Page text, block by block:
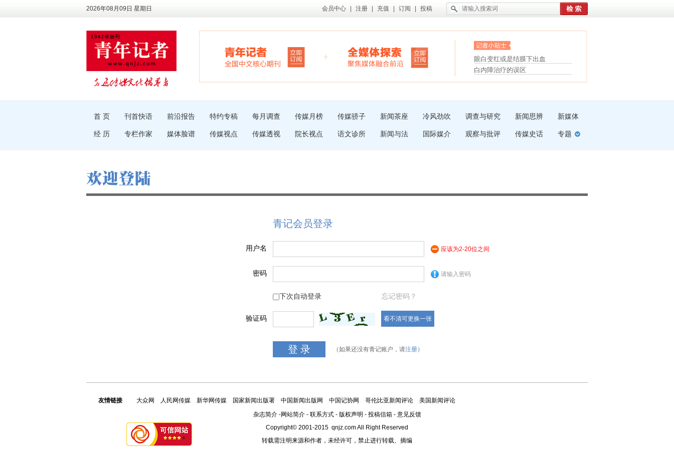
2026年08月09日 星期日 会员中心 注册 充值 订阅 投稿
眼白变红或是结膜下出血
“枝桠”“树桠”宜写成“枝...
夏天缓解疲劳有三招
护腰，摆脱六大坏习惯
受伤了冰敷还是热敷
白内障治疗的误区
首 页 刊首快语 前沿报告 特约专稿 每月调查 传媒月榜 传媒骄子 新闻茶座 冷风劲吹 调查与研究 新闻思辨 新媒体
经 历 专栏作家 媒体脸谱 传媒视点 传媒透视 院长视点 语文诊所 新闻与法 国际媒介 观察与批评 传媒史话 专题
青记会员登录
用户名 应该为2-20位之间
密码 请输入密码
下次自动登录 忘记密码？
验证码 看不清可更换一张
（如果还没有青记账户，请注册）
友情链接 大众网 人民网传媒 新华网传媒 国家新闻出版署 中国新闻出版网 中国记协网 哥伦比亚新闻评论
美国新闻评论
杂志简介-网站简介- 联系方式- 版权声明 - 投稿信箱- 意见反馈
Copyright© 2001-2015 qnjz.com All Right Reserved
转载需注明来源和作者，未经许可，禁止进行转载、摘编